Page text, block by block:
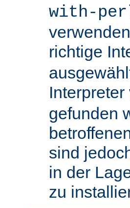
with-
richtige
Interpreter
gefunden
sind
in der
zu